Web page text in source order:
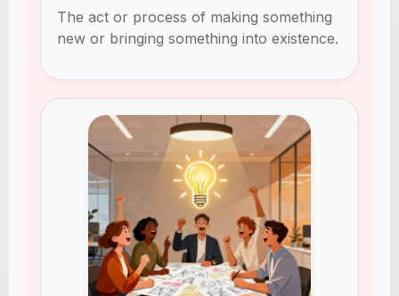
The act or process of making something
new or bringing something into existence.